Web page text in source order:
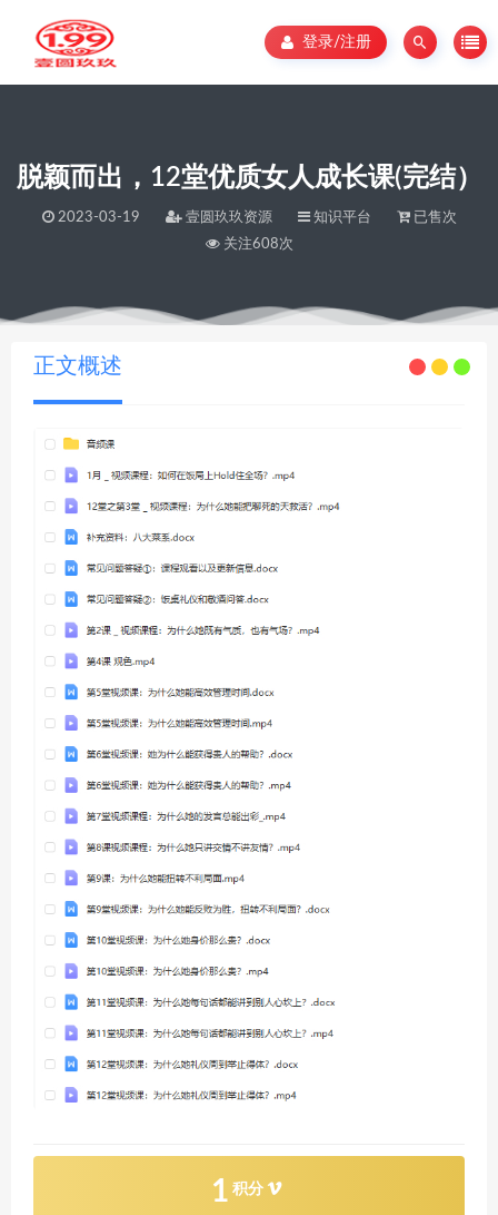
登录/注册
脱颖而出，12堂优质女人成长课(完结）
2023-03-19 壹圆玖玖资源 知识平台
已售次
关注608次
当前位置：壹圆玖玖资源 >脱颖而出，12堂优质女人成长课(完结）
正文概述
1 积分